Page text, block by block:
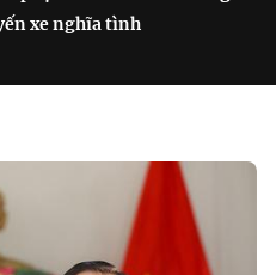
xe nghĩa tình